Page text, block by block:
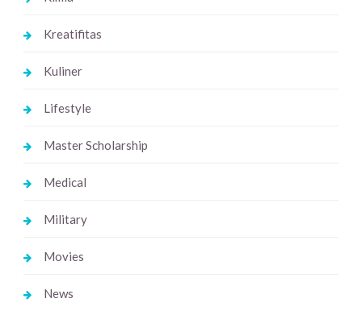
Kreatifitas
Kuliner
Lifestyle
Master Scholarship
Medical
Military
Movies
News